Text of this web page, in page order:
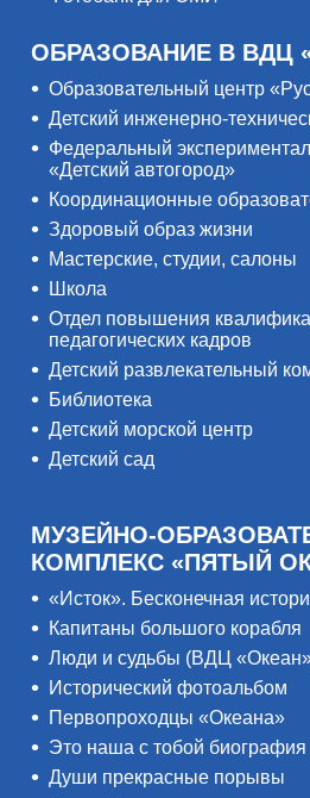
ОБРАЗОВАНИЕ В ВДЦ
Образовательный центр
Детский инженерно-
Федеральный
«Детский автогород»
Координационные
Здоровый образ жизни
Мастерские, студии, салоны
Школа
Отдел повышения
педагогических кадров
Детский развлекательный
Библиотека
Детский морской центр
Детский сад
МУЗЕЙНО-
КОМПЛЕКС «ПЯТЫЙ
«Исток». Бесконечная
Капитаны большого корабля
Люди и судьбы (ВДЦ
Исторический фотоальбом
Первопроходцы «Океана»
Это наша с тобой биография
Души прекрасные порывы